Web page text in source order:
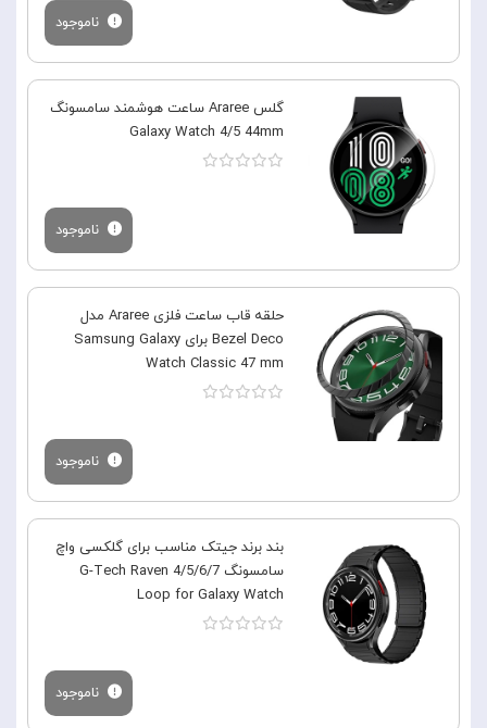
ناموجود
گلس Araree ساعت هوشمند سامسونگ
Galaxy Watch 4/5 44mm
ناموجود
حلقه قاب ساعت فلزی Araree مدل
Bezel Deco برای Samsung Galaxy
Watch Classic 47 mm
ناموجود
بند برند جیتک مناسب برای گلکسی واچ
سامسونگ 4/5/6/7 G-Tech Raven
Loop for Galaxy Watch
ناموجود